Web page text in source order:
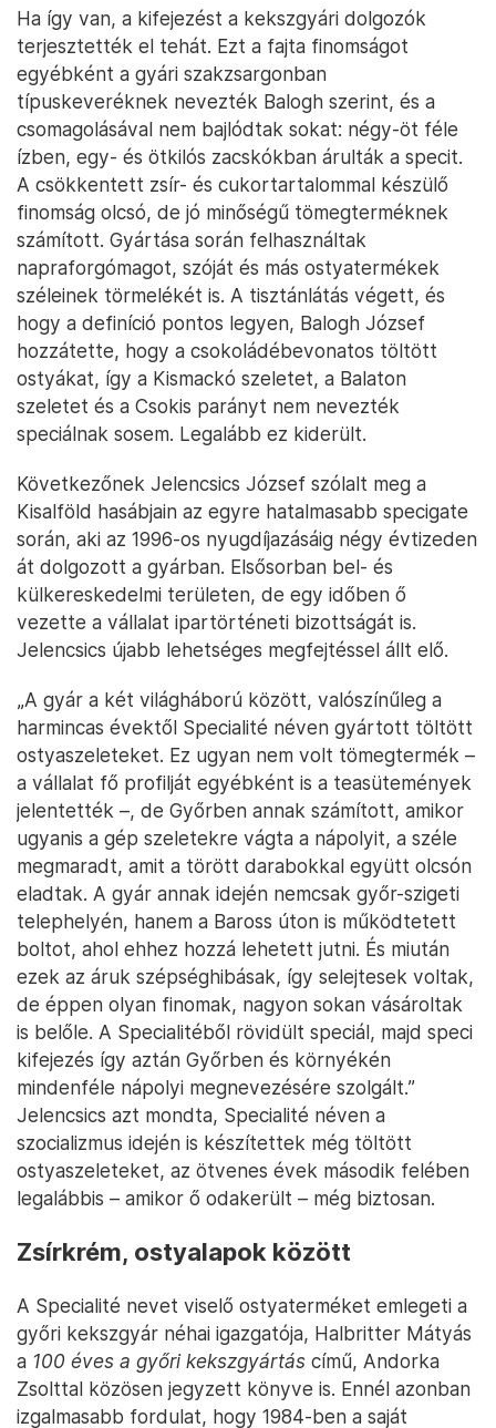
Ha így van, a kifejezést a kekszgyári dolgozók
terjesztették el tehát. Ezt a fajta finomságot
egyébként a gyári szakzsargonban
típuskeveréknek nevezték Balogh szerint, és a
csomagolásával nem bajlódtak sokat: négy-öt féle
ízben, egy- és ötkilós zacskókban árulták a specit.
A csökkentett zsír- és cukortartalommal készülő
finomság olcsó, de jó minőségű tömegterméknek
számított. Gyártása során felhasználtak
napraforgómagot, szóját és más ostyatermékek
széleinek törmelékét is. A tisztánlátás végett, és
hogy a definíció pontos legyen, Balogh József
hozzátette, hogy a csokoládébevonatos töltött
ostyákat, így a Kismackó szeletet, a Balaton
szeletet és a Csokis parányt nem nevezték
speciálnak sosem. Legalább ez kiderült.
Következőnek Jelencsics József szólalt meg a
Kisalföld hasábjain az egyre hatalmasabb specigate
során, aki az 1996-os nyugdíjazásáig négy évtizeden
át dolgozott a gyárban. Elsősorban bel- és
külkereskedelmi területen, de egy időben ő
vezette a vállalat ipartörténeti bizottságát is.
Jelencsics újabb lehetséges megfejtéssel állt elő.
„A gyár a két világháború között, valószínűleg a
harmincas évektől Specialité néven gyártott töltött
ostyaszeleteket. Ez ugyan nem volt tömegtermék –
a vállalat fő profilját egyébként is a teasütemények
jelentették –, de Győrben annak számított, amikor
ugyanis a gép szeletekre vágta a nápolyit, a széle
megmaradt, amit a törött darabokkal együtt olcsón
eladtak. A gyár annak idején nemcsak győr-szigeti
telephelyén, hanem a Baross úton is működtetett
boltot, ahol ehhez hozzá lehetett jutni. És miután
ezek az áruk szépséghibásak, így selejtesek voltak,
de éppen olyan finomak, nagyon sokan vásároltak
is belőle. A Specialitéből rövidült speciál, majd speci
kifejezés így aztán Győrben és környékén
mindenféle nápolyi megnevezésére szolgált.”
Jelencsics azt mondta, Specialité néven a
szocializmus idején is készítettek még töltött
ostyaszeleteket, az ötvenes évek második felében
legalábbis – amikor ő odakerült – még biztosan.
Zsírkrém, ostyalapok között
A Specialité nevet viselő ostyaterméket emlegeti a
győri kekszgyár néhai igazgatója, Halbritter Mátyás
a 100 éves a győri kekszgyártás című, Andorka
Zsolttal közösen jegyzett könyve is. Ennél azonban
izgalmasabb fordulat, hogy 1984-ben a saját